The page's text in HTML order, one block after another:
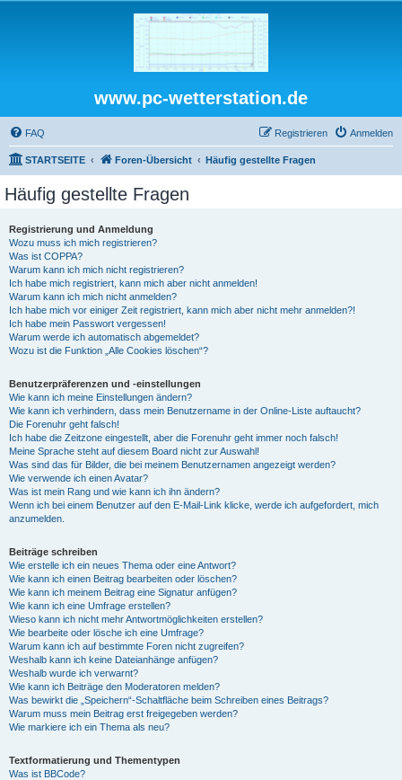
www.pc-wetterstation.de
FAQ Anmelden
Registrieren
STARTSEITE Foren-Übersicht Häufig gestellte Fragen
Häufig gestellte Fragen
Registrierung und Anmeldung
Wozu muss ich mich registrieren?
Was ist COPPA?
Warum kann ich mich nicht registrieren?
Ich habe mich registriert, kann mich aber nicht anmelden!
Warum kann ich mich nicht anmelden?
Ich habe mich vor einiger Zeit registriert, kann mich aber nicht mehr anmelden?!
Ich habe mein Passwort vergessen!
Warum werde ich automatisch abgemeldet?
Wozu ist die Funktion „Alle Cookies löschen“?
Benutzerpräferenzen und -einstellungen
Wie kann ich meine Einstellungen ändern?
Wie kann ich verhindern, dass mein Benutzername in der Online-Liste auftaucht?
Die Forenuhr geht falsch!
Ich habe die Zeitzone eingestellt, aber die Forenuhr geht immer noch falsch!
Meine Sprache steht auf diesem Board nicht zur Auswahl!
Was sind das für Bilder, die bei meinem Benutzernamen angezeigt werden?
Wie verwende ich einen Avatar?
Was ist mein Rang und wie kann ich ihn ändern?
Wenn ich bei einem Benutzer auf den E-Mail-Link klicke, werde ich aufgefordert, mich
anzumelden.
Beiträge schreiben
Wie erstelle ich ein neues Thema oder eine Antwort?
Wie kann ich einen Beitrag bearbeiten oder löschen?
Wie kann ich meinem Beitrag eine Signatur anfügen?
Wie kann ich eine Umfrage erstellen?
Wieso kann ich nicht mehr Antwortmöglichkeiten erstellen?
Wie bearbeite oder lösche ich eine Umfrage?
Warum kann ich auf bestimmte Foren nicht zugreifen?
Weshalb kann ich keine Dateianhänge anfügen?
Weshalb wurde ich verwarnt?
Wie kann ich Beiträge den Moderatoren melden?
Was bewirkt die „Speichern“-Schaltfläche beim Schreiben eines Beitrags?
Warum muss mein Beitrag erst freigegeben werden?
Wie markiere ich ein Thema als neu?
Textformatierung und Thementypen
Was ist BBCode?